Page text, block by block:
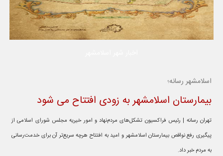
اسلامشهر رسانه؛
بیمارستان اسلامشهر به زودی افتتاح می شود
تهران رسانه | رئیس فراکسیون تشکل‌های مردم‌نهاد و امور خیریه مجلس شورای اسلامی از
پیگیری رفع نواقص بیمارستان اسلامشهر و امید به افتتاح هرچه سریع‌تر آن برای خدمت‌رسانی
به مردم خبر داد.